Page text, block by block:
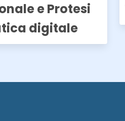
e Protesi
digitale